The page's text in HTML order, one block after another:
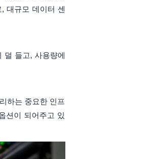
대규모 데이터 센
덜 들고, 사용량에
하는 중요한 인프
션이 되어주고 있